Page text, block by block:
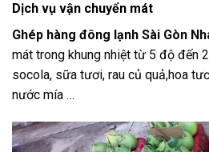
Dịch vụ vận chuyển mát
Ghép hàng đông lạnh Sài Gòn
mát trong khung nhiệt từ 5 độ đến
socola, sữa tươi, rau củ quả,hoa
nước mía …